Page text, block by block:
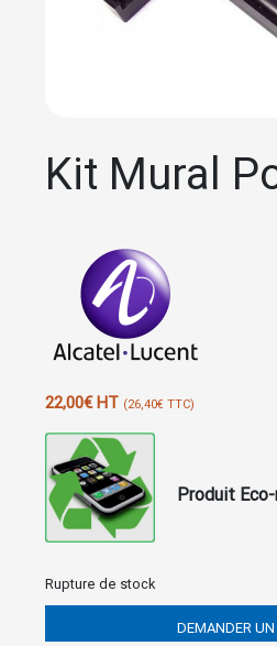
Kit Mural
22,00€HT (26,40€ TTC)
Produit
Rupture de stock
DEMANDER UN